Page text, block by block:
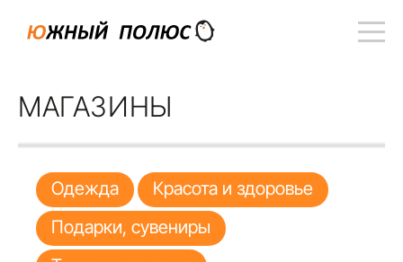
МАГАЗИНЫ
Одежда
Красота и здоровье
Подарки, сувениры